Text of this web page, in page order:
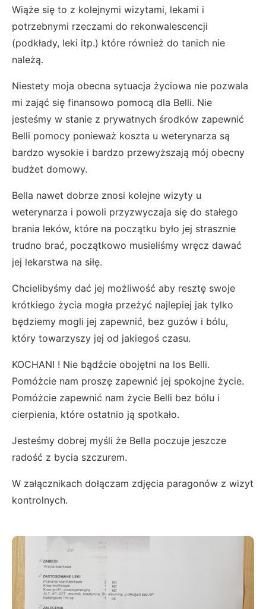
Wiąże się to z kolejnymi wizytami, lekami i
potrzebnymi rzeczami do rekonwalescencji
(podkłady, leki itp.) które również do tanich nie
należą.
Niestety moja obecna sytuacja życiowa nie pozwala
mi zająć się finansowo pomocą dla Belli. Nie
jesteśmy w stanie z prywatnych środków zapewnić
Belli pomocy ponieważ koszta u weterynarza są
bardzo wysokie i bardzo przewyższają mój obecny
budżet domowy.
Bella nawet dobrze znosi kolejne wizyty u
weterynarza i powoli przyzwyczaja się do stałego
brania leków, które na początku było jej strasznie
trudno brać, początkowo musieliśmy wręcz dawać
jej lekarstwa na siłę.
Chcielibyśmy dać jej możliwość aby resztę swoje
krótkiego życia mogła przeżyć najlepiej jak tylko
będziemy mogli jej zapewnić, bez guzów i bólu,
który towarzyszy jej od jakiegoś czasu.
KOCHANI ! Nie bądźcie obojętni na los Belli.
Pomóżcie nam proszę zapewnić jej spokojne życie.
Pomóżcie zapewnić nam życie Belli bez bólu i
cierpienia, które ostatnio ją spotkało.
Jesteśmy dobrej myśli że Bella poczuje jeszcze
radość z bycia szczurem.
W załącznikach dołączam zdjęcia paragonów z wizyt
kontrolnych.